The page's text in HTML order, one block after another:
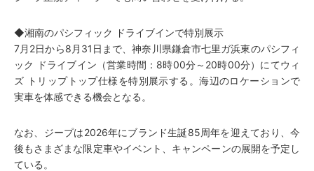
◆湘南のパシフィック ドライブインで特別展示
7月2日から8月31日まで、神奈川県鎌倉市七里ガ浜東のパシフィ
ック ドライブイン（営業時間：8時00分～20時00分）にてウィ
ズ トリップトップ仕様を特別展示する。海辺のロケーションで
実車を体感できる機会となる。
なお、ジープは2026年にブランド生誕85周年を迎えており、今
後もさまざまな限定車やイベント、キャンペーンの展開を予定し
ている。